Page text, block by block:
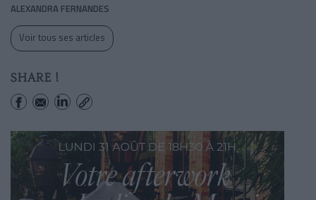
ALEXANDRA FERNANDES
Voir tous ses articles
SHARE !